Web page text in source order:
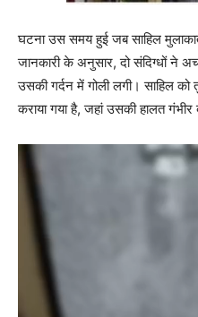
घटना उस समय हुई जब साहिल
जानकारी के अनुसार, दो संदिग्धों ने
उसकी गर्दन में गोली लगी। साहिल
कराया गया है, जहां उसकी हालत गंभीर